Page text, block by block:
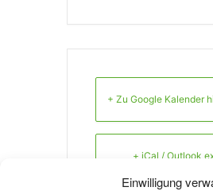
Einwilligung
+ Zu Google Kalender
+ iCal / Outlook